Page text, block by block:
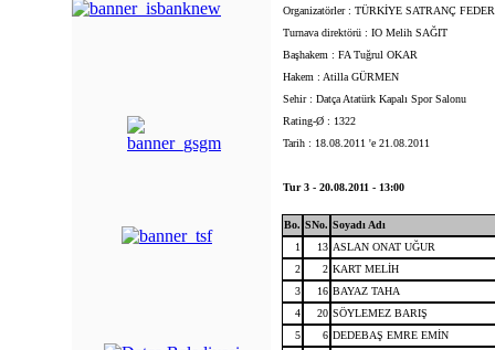
Organizatörler : TÜRKİYE SATRANÇ
Turnava direktörü : IO Melih SAĞIT
Başhakem : FA Tuğrul OKAR
Hakem : Atilla GÜRMEN
Sehir : Datça Atatürk Kapalı Spor Salonu
Rating-Ø : 1322
Tarih : 18.08.2011 'e 21.08.2011
Tur 3 - 20.08.2011 - 13:00
Bo. SNo. Soyadı Adı
1
13 ASLAN ONAT UĞUR
2
2 KART MELİH
3
16 BAYAZ TAHA
4
20 SÖYLEMEZ BARIŞ
5
6 DEDEBAŞ EMRE EMİN